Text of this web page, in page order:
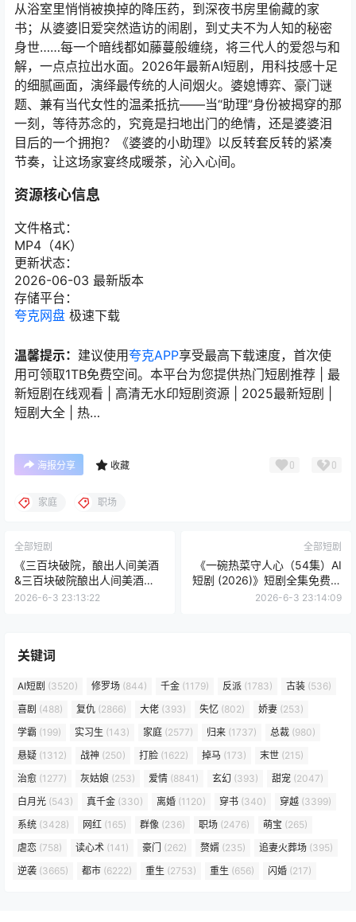
从浴室里悄悄被换掉的降压药，到深夜书房里偷藏的家
书；从婆婆旧爱突然造访的闹剧，到丈夫不为人知的秘密
身世……每一个暗线都如藤蔓般缠绕，将三代人的爱怨与和
解，一点点拉出水面。2026年最新AI短剧，用科技感十足
的细腻画面，演绎最传统的人间烟火。婆媳博弈、豪门谜
题、兼有当代女性的温柔抵抗——当“助理”身份被揭穿的那
一刻，等待苏念的，究竟是扫地出门的绝情，还是婆婆泪
目后的一个拥抱？《婆婆的小助理》以反转套反转的紧凑
节奏，让这场家宴终成暖茶，沁入心间。
资源核心信息
文件格式：
MP4（4K）
更新状态：
2026-06-03 最新版本
存储平台：
夸克网盘 极速下载
温馨提示： 建议使用夸克APP享受最高下载速度，首次使
用可领取1TB免费空间。本平台为您提供热门短剧推荐 | 最
新短剧在线观看 | 高清无水印短剧资源 | 2025最新短剧 |
短剧大全 | 热…
海报分享 收藏 0 0
家庭 职场
全部短剧
《三百块破院，酿出人间美酒
&三百块破院酿出人间美酒
（78集）AI短剧 (2026)》短剧
2026-6-3 23:13:22
全部短剧
《一碗热菜守人心（54集）AI
短剧 (2026)》短剧全集免费在
线看
2026-6-3 23:14:09
关键词
AI短剧 (3520) 修罗场 (844) 千金 (1179) 反派 (1783) 古装 (536)
喜剧 (488) 复仇 (2866) 大佬 (393) 失忆 (802) 娇妻 (253)
学霸 (199) 实习生 (143) 家庭 (2577) 归来 (1737) 总裁 (980)
悬疑 (1312) 战神 (250) 打脸 (1622) 掉马 (173) 末世 (215)
治愈 (1277) 灰姑娘 (253) 爱情 (8841) 玄幻 (393) 甜宠 (2047)
白月光 (543) 真千金 (330) 离婚 (1120) 穿书 (340) 穿越 (3399)
系统 (3428) 网红 (165) 群像 (236) 职场 (2476) 萌宝 (265)
虐恋 (758) 读心术 (141) 豪门 (262) 赘婿 (235) 追妻火葬场 (395)
逆袭 (3665) 都市 (6222) 重生 (2753) 重生 (656) 闪婚 (217)